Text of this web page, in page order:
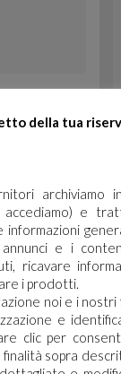
della tua
archiviamo
accediamo) e
informazioni
annunci e i
ricavare
i prodotti.
noi e i
e
clic per
sopra